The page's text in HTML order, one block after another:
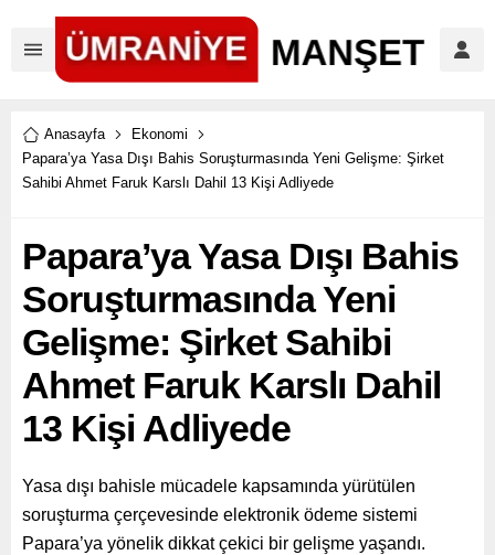
Anasayfa
Ekonomi
Papara’ya Yasa Dışı Bahis Soruşturmasında Yeni Gelişme: Şirket
Sahibi Ahmet Faruk Karslı Dahil 13 Kişi Adliyede
Papara’ya Yasa Dışı Bahis
Soruşturmasında Yeni
Gelişme: Şirket Sahibi
Ahmet Faruk Karslı Dahil
13 Kişi Adliyede
Yasa dışı bahisle mücadele kapsamında yürütülen
soruşturma çerçevesinde elektronik ödeme sistemi
Papara’ya yönelik dikkat çekici bir gelişme yaşandı.